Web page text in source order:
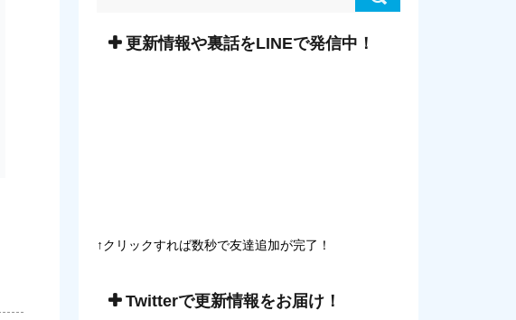
更新情報や裏話をLINEで発信中！
↑クリックすれば数秒で友達追加が完了！
Twitterで更新情報をお届け！